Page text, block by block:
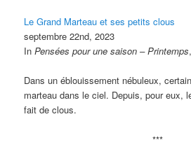
Le Grand Marteau et ses petits clous
septembre 22nd, 2023
InPensées pour une saison – Printemps
Dans un éblouissement nébuleux,
marteau dans le ciel. Depuis, pour eux,
fait de clous.
***